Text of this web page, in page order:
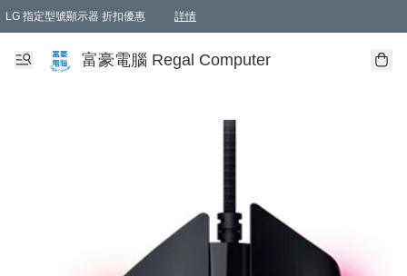
LG 指定型號顯示器 折扣優惠 詳情
富豪電腦 Regal Computer